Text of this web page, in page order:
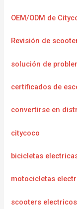
OEM/ODM de
Revisión de
solución de
certificados de
convertirse en
citycoco
bicicletas
motocicletas
scooters electricos